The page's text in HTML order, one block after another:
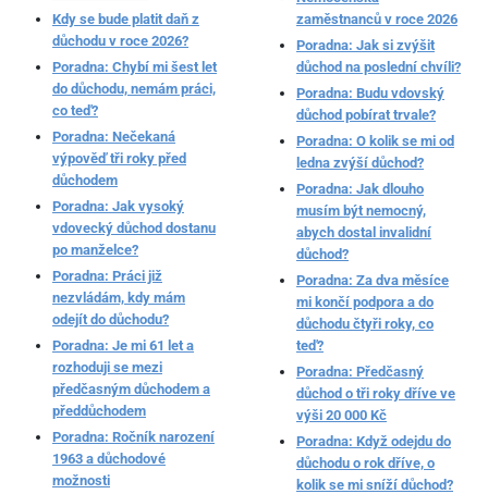
Kdy se bude platit daň z
důchodu v roce 2026?
Poradna: Chybí mi šest let
do důchodu, nemám práci,
co teď?
Poradna: Nečekaná
výpověď tři roky před
důchodem
Poradna: Jak vysoký
vdovecký důchod dostanu
po manželce?
Poradna: Práci již
nezvládám, kdy mám
odejít do důchodu?
Poradna: Je mi 61 let a
rozhoduji se mezi
předčasným důchodem a
předdůchodem
Poradna: Ročník narození
1963 a důchodové
možnosti
zaměstnanců v roce 2026
Poradna: Jak si zvýšit
důchod na poslední chvíli?
Poradna: Budu vdovský
důchod pobírat trvale?
Poradna: O kolik se mi od
ledna zvýší důchod?
Poradna: Jak dlouho
musím být nemocný,
abych dostal invalidní
důchod?
Poradna: Za dva měsíce
mi končí podpora a do
důchodu čtyři roky, co
teď?
Poradna: Předčasný
důchod o tři roky dříve ve
výši 20 000 Kč
Poradna: Když odejdu do
důchodu o rok dříve, o
kolik se mi sníží důchod?